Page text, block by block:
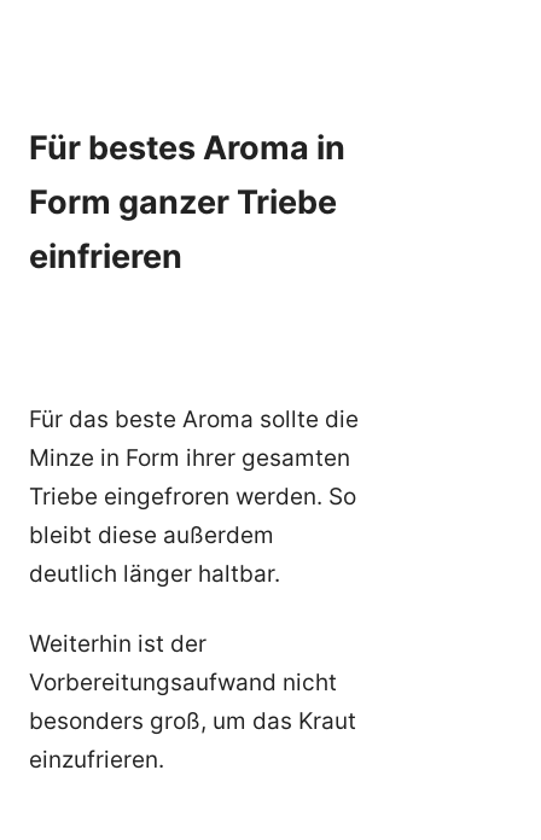
Für bestes Aroma in
Form ganzer Triebe
einfrieren
Für das beste Aroma sollte die
Minze in Form ihrer gesamten
Triebe eingefroren werden. So
bleibt diese außerdem
deutlich länger haltbar.
Weiterhin ist der
Vorbereitungsaufwand nicht
besonders groß, um das Kraut
einzufrieren.